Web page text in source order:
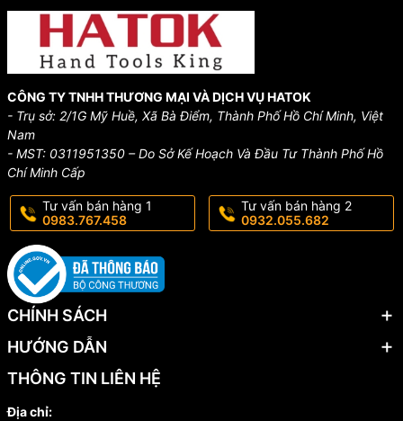
CÔNG TY TNHH THƯƠNG MẠI VÀ DỊCH VỤ HATOK
- Trụ sở: 2/1G Mỹ Huề, Xã Bà Điểm, Thành Phố Hồ Chí Minh, Việt
Nam
- MST: 0311951350 – Do Sở Kế Hoạch Và Đầu Tư Thành Phố Hồ
Chí Minh Cấp
Tư vấn bán hàng 1
0983.767.458
Tư vấn bán hàng 2
0932.055.682
CHÍNH SÁCH
HƯỚNG DẪN
THÔNG TIN LIÊN HỆ
Địa chỉ: